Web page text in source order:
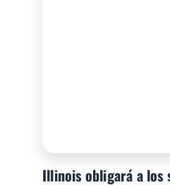
Illinois obligará a los